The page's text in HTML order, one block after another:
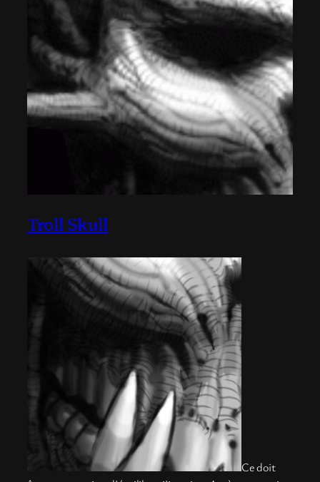
Troll Skull
Ce doit